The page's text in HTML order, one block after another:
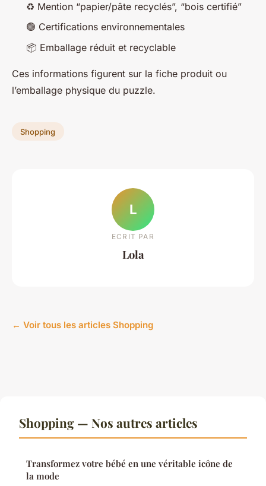
♻️ Mention “papier/pâte recyclés”, “bois certifié”
🟢 Certifications environnementales
📦 Emballage réduit et recyclable
Ces informations figurent sur la fiche produit ou
l’emballage physique du puzzle.
Shopping
L
ECRIT PAR
Lola
← Voir tous les articles Shopping
Shopping — Nos autres articles
Transformez votre bébé en une véritable icône de
la mode